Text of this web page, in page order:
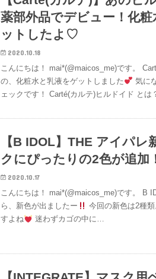
薬部外品でデビュー！化
ットしたよ♡
2020.10.18
こんにちは！ mai*(@maicos_me)です。
の、化粧水と乳液をゲットしました
気に
ェックです！ Carté(カルテ)ヒルドイド とは
【B IDOL】THE アイパ
クにぴったりの2色が追加
2020.10.17
こんにちは！ mai*(@maicos_me)です。 B
ら、新色が出ましたー
今回の新色は2種
すよね
迷わずカゴの中に…